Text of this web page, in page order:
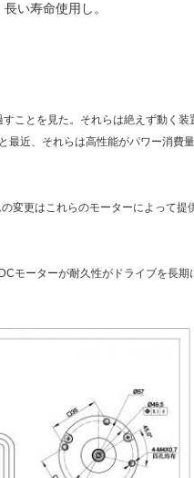
い寿命使用し。
ことを見た。それらは絶えず動く装
最近、それらは高性能がパワー消費
変更はこれらのモーターによって提
モーターが耐久性がドライブを長期